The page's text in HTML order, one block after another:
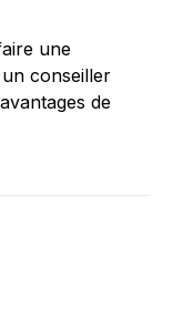
une
conseiller
de